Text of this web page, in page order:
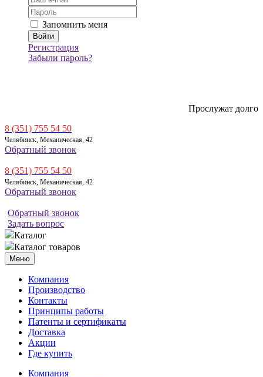
Запомнить меня
Регистрация
Забыли пароль?
Прослужат долго
8 (351) 755 54 50
Челябинск, Механическая, 42
Обратный звонок
8 (351) 755 54 50
Челябинск, Механическая, 42
Обратный звонок
Обратный звонок
Задать вопрос
Каталог
Каталог товаров
Меню
Компания
Производство
Контакты
Принципы работы
Патенты и сертификаты
Доставка
Акции
Где купить
Компания